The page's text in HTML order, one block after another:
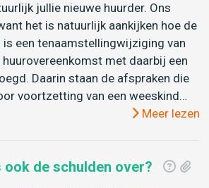
jullie nieuwe huurder. Ons
het is natuurlijk aankijken hoe de
een tenaamstellingwijziging van
met daarbij een
Daarin staan de afspraken die
voortzetting van een weeskind…
Meer lezen
ook de schulden over?